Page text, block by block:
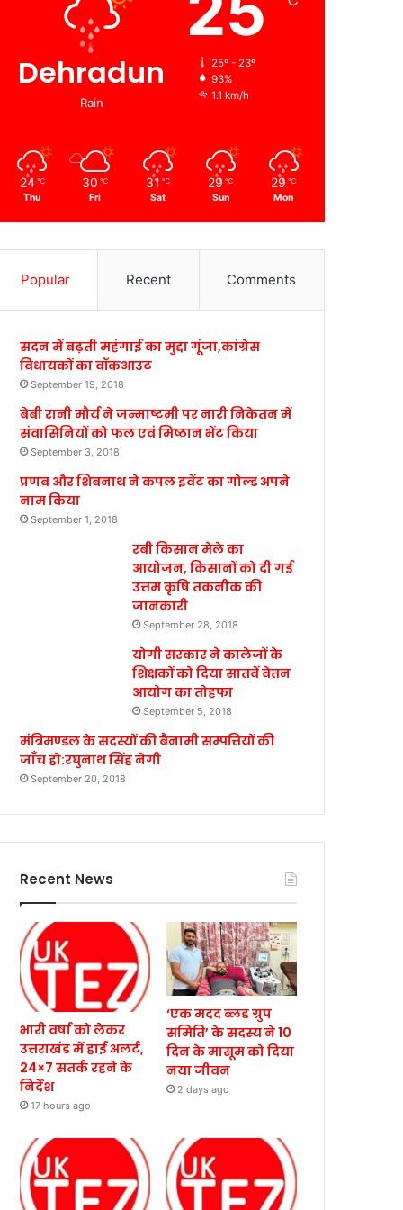
Dehradun
Rain
25º - 23º
93%
1.1 km/h
24 ℃
Thu
30 ℃
Fri
31 ℃
Sat
29 ℃
Sun
29 ℃
Mon
Popular Recent Comments
सदन में बढ़ती महंगाई का मुद्दा गूंजा,कांग्रेस
विधायकों का वॉकआउट
September 19, 2018
बेबी रानी मौर्य ने जन्माष्टमी पर नारी निकेतन में
संवासिनियों को फल एवं मिष्ठान भेंट किया
September 3, 2018
प्रणब और शिबनाथ ने कपल इवेंट का गोल्ड अपने
नाम किया
September 1, 2018
रबी किसान मेले का
आयोजन, किसानों को दी गई
उत्तम कृषि तकनीक की
जानकारी
September 28, 2018
योगी सरकार ने कालेजों के
शिक्षकों को दिया सातवें वेतन
आयोग का तोहफा
September 5, 2018
मंत्रिमण्डल के सदस्यों की बैनामी सम्पत्तियों की
जाँच हो:रघुनाथ सिंह नेगी
September 20, 2018
Recent News
भारी वर्षा को लेकर
उत्तराखंड में हाई अलर्ट,
24×7 सतर्क रहने के
निर्देश
17 hours ago
‘एक मदद ब्लड ग्रुप
समिति’ के सदस्य ने 10
दिन के मासूम को दिया
नया जीवन
2 days ago